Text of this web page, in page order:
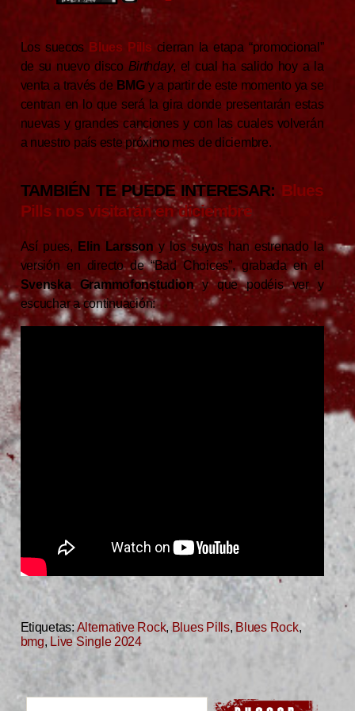
Los suecos Blues Pills cierran la etapa “promocional”
de su nuevo disco Birthday, el cual ha salido hoy a la
venta a través de BMGy a partir de este momento ya se
centran en lo que será la gira donde presentarán estas
nuevas y grandes canciones y con las cuales volverán
a nuestro país este próximo mes de diciembre.
TAMBIÉN TE PUEDE INTERESAR: Blues
Pills nos visitarán en diciembre
Así pues, Elin Larsson y los suyos han estrenado la
versión en directo de “Bad Choices”, grabada en el
Svenska Grammofonstudiony que podéis ver y
escuchar a continuación:
Etiquetas: Alternative Rock, Blues Pills, Blues Rock,
bmg, Live Single 2024